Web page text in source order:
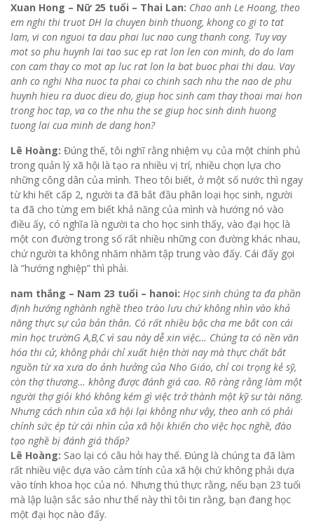
Xuan Hong – Nữ 25 tuổi – Thai Lan: Chao anh Le Hoang, theo
em nghi thi truot DH la chuyen binh thuong, khong co gi to tat
lam, vi con nguoi ta dau phai luc nao cung thanh cong. Tuy vay
mot so phu huynh lai tao suc ep rat lon len con minh, do do lam
con cam thay co mot ap luc rat lon la bat buoc phai thi dau. Vay
anh co nghi Nha nuoc ta phai co chinh sach nhu the nao de phu
huynh hieu ra duoc dieu do, giup hoc sinh cam thay thoai mai hon
trong hoc tap, va co the nhu the se giup hoc sinh dinh huong
tuong lai cua minh de dang hon?
Lê Hoàng: Đúng thế, tôi nghĩ rằng nhiệm vụ của một chính phủ
trong quản lý xã hội là tạo ra nhiều vị trí, nhiều chọn lựa cho
những công dân của mình. Theo tôi biết, ở một số nước thì ngay
từ khi hết cấp 2, người ta đã bắt đầu phân loại học sinh, người
ta đã cho từng em biết khả năng của mình và hướng nó vào
điều ấy, có nghĩa là người ta cho học sinh thấy, vào đại học là
một con đường trong số rất nhiều những con đường khác nhau,
chứ người ta không nhăm nhăm tập trung vào đấy. Cái đấy gọi
là ”hướng nghiệp” thì phải.
nam thắng – Nam 23 tuổi – hanoi: Học sinh chúng ta đa phần
định hướng nghành nghề theo trào lưu chứ không nhìn vào khả
năng thực sự của bản thân. Có rất nhiều bậc cha me bắt con cái
mìn học trườnG A,B,C vì sau này dễ xin việc… Chúng ta có nền văn
hóa thi cử, không phải chỉ xuất hiện thời nay mà thực chất bắt
nguồn từ xa xưa do ảnh hưởng của Nho Giáo, chỉ coi trọng kẻ sỹ,
còn thợ thương… không được đánh giá cao. Rõ ràng rằng làm một
người thợ giỏi khó không kém gì việc trở thành một kỹ sư tài năng.
Nhưng cách nhin của xã hội lại không như vậy, theo anh có phải
chính sức ép từ cái nhìn của xã hội khiến cho việc học nghề, đào
tạo nghề bị đánh giá thấp?
Lê Hoàng: Sao lại có câu hỏi hay thế. Đúng là chúng ta đã làm
rất nhiều việc dựa vào cảm tính của xã hội chứ không phải dựa
vào tính khoa học của nó. Nhưng thú thực rằng, nếu bạn 23 tuổi
mà lập luận sắc sảo như thế này thì tôi tin rằng, bạn đang học
một đại học nào đấy.